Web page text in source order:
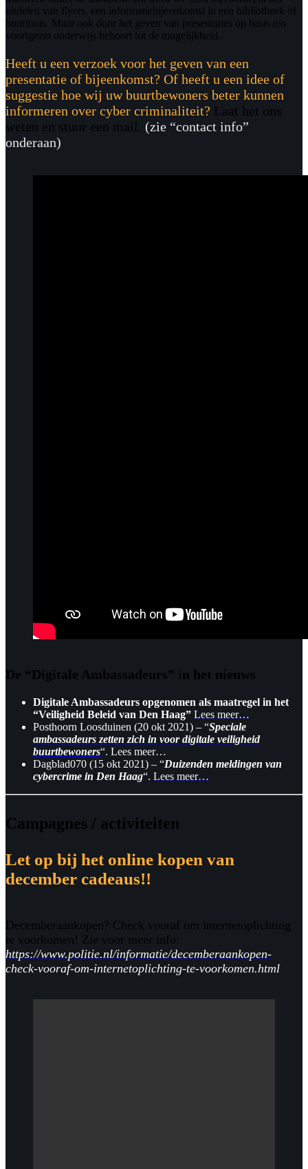
uitdelen van flyers, een informatiebijeenkomst in een bibliotheek of
buurthuis. Maar ook door het geven van presentaties op basis e/o
voortgezet onderwijs behoort tot de mogelijkheid.
Heeft u een verzoek voor het geven van een
presentatie of bijeenkomst? Of heeft u een idee of
suggestie hoe wij uw buurtbewoners beter kunnen
informeren over cyber criminaliteit? Laat het ons
weten en stuur een mail. (zie “contact info”
onderaan)
De “Digitale Ambassadeurs” in het nieuws
Digitale Ambassadeurs opgenomen als maatregel in het
“Veiligheid Beleid van Den Haag” Lees meer…
Posthoorn Loosduinen (20 okt 2021) – “Speciale
ambassadeurs zetten zich in voor digitale veiligheid
buurtbewoners“. Lees meer…
Dagblad070 (15 okt 2021) – “Duizenden meldingen van
cybercrime in Den Haag“. Lees meer…
Campagnes / activiteiten
Let op bij het online kopen van
december cadeaus!!
Decemberaankopen? Check vooraf om internetoplichting
te voorkomen! Zie voor meer info:
https://www.politie.nl/informatie/decemberaankopen-
check-vooraf-om-internetoplichting-te-voorkomen.html